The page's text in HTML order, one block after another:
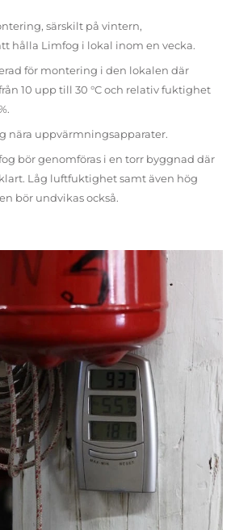
särskilt på vintern,
hålla Limfog i lokal inom en vecka.
för montering i den lokalen där
10 upp till 30 °C och relativ fuktighet
nära uppvärmningsapparater.
bör genomföras i en torr byggnad där
Låg luftfuktighet samt även hög
bör undvikas också.